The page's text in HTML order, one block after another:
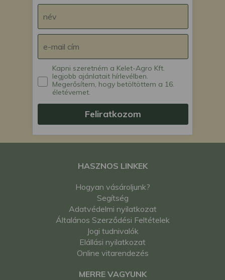
Kapni szeretném a Kelet-Agro Kft.
legjobb ajánlatait hírlevélben.
Megerősítem, hogy betöltöttem a 16.
életévemet.
Feliratkozom
HASZNOS LINKEK
Hogyan vásároljunk?
Segítség
Adatvédelmi nyilatkozat
Általános Szerződési Feltételek
Jogi tudnivalók
Elállási nyilatkozat
Online vitarendezés
MERRE VAGYUNK